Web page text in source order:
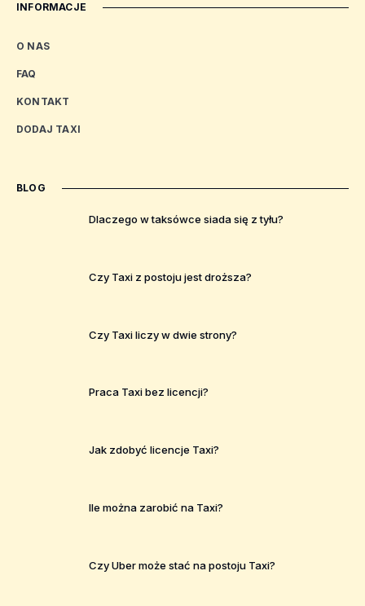
INFORMACJE
O NAS
FAQ
KONTAKT
DODAJ TAXI
BLOG
Dlaczego w taksówce siada się z tyłu?
Czy Taxi z postoju jest droższa?
Czy Taxi liczy w dwie strony?
Praca Taxi bez licencji?
Jak zdobyć licencje Taxi?
Ile można zarobić na Taxi?
Czy Uber może stać na postoju Taxi?